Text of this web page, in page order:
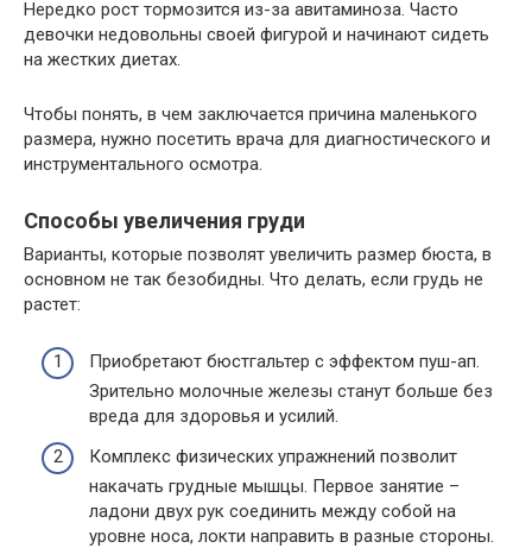
Нередко рост тормозится из-за авитаминоза. Часто
девочки недовольны своей фигурой и начинают сидеть
на жестких диетах.
Чтобы понять, в чем заключается причина маленького
размера, нужно посетить врача для диагностического и
инструментального осмотра.
Способы увеличения груди
Варианты, которые позволят увеличить размер бюста, в
основном не так безобидны. Что делать, если грудь не
растет:
Приобретают бюстгальтер с эффектом пуш-ап.
Зрительно молочные железы станут больше без
вреда для здоровья и усилий.
Комплекс физических упражнений позволит
накачать грудные мышцы. Первое занятие –
ладони двух рук соединить между собой на
уровне носа, локти направить в разные стороны.